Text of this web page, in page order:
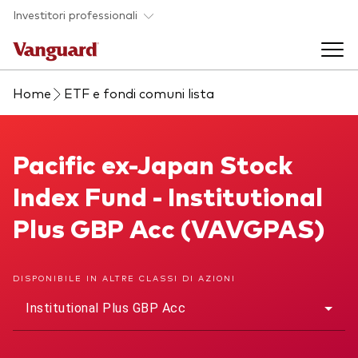
Skip to main content
Investitori professionali
Prodotti di investimento
Visualizza i nostri prodotti per categorie
Cerca i nostri prodotti
Eventi ed approfondimenti
Back to main menu
La società
Chi siamo
Home ETF e fondi comuni lista
Pacific ex-Japan Stock Index Fund
Pacific ex-Japan Stock
Index Fund - Institutional
Plus GBP Acc (VAVGPAS)
DISPONIBILE IN ALTRE CLASSI DI AZIONI
Institutional Plus GBP Acc